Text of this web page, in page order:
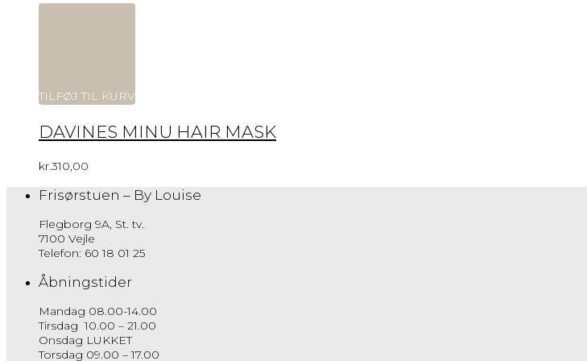
TILFØJ TIL KURV
DAVINES MINU HAIR MASK
kr.310,00
Frisørstuen – By Louise
Flegborg 9A, St. tv.
7100 Vejle
Telefon: 60 18 01 25
Åbningstider
Mandag 08.00-14.00
Tirsdag 10.00 – 21.00
Onsdag LUKKET
Torsdag 09.00 – 17.00